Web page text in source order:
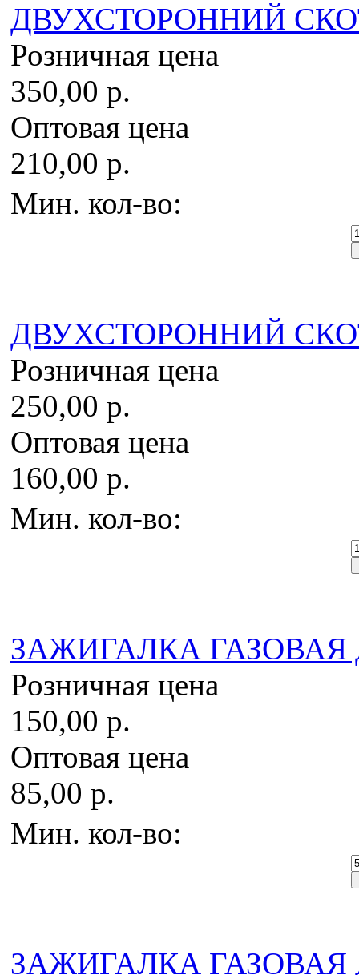
ДВУХСТОРОННИЙ
Розничная цена
350,00 р.
Оптовая цена
210,00 р.
Мин. кол-во:
ДВУХСТОРОННИЙ
Розничная цена
250,00 р.
Оптовая цена
160,00 р.
Мин. кол-во:
ЗАЖИГАЛКА ГАЗОВАЯ
Розничная цена
150,00 р.
Оптовая цена
85,00 р.
Мин. кол-во:
ЗАЖИГАЛКА ГАЗОВАЯ